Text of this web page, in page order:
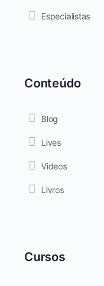
Especialistas
Conteúdo
Blog
Lives
Videos
Livros
Cursos